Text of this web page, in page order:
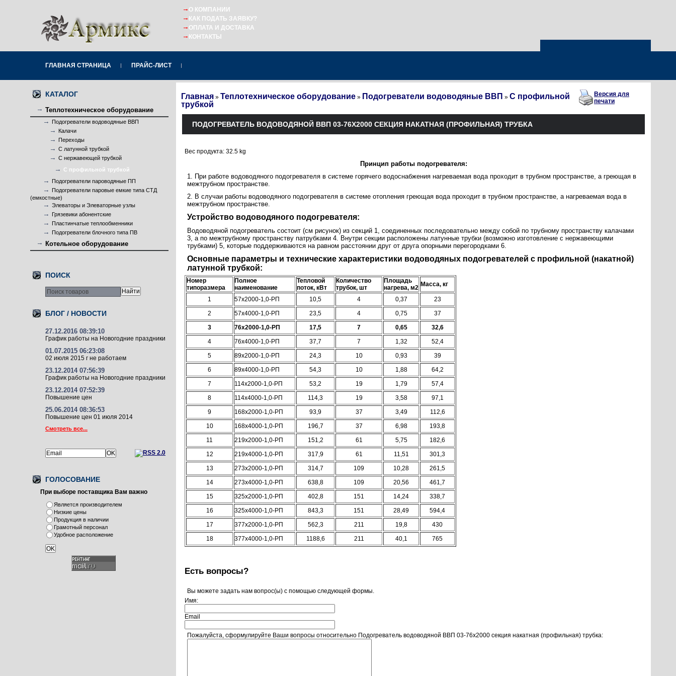
О КОМПАНИИ
КАК ПОДАТЬ ЗАЯВКУ?
ОПЛАТА И ДОСТАВКА
КОНТАКТЫ
ГЛАВНАЯ СТРАНИЦА ПРАЙС-ЛИСТ
КАТАЛОГ
Теплотехническое оборудование
Подогреватели водоводяные ВВП
Калачи
Переходы
С латунной трубкой
С нержавеющей трубкой
С профильной трубкой
Подогреватели пароводяные ПП
Подогреватели паровые емкие типа СТД
(емкостные)
Элеваторы и Элеваторные узлы
Грязевики абонентские
Пластинчатые теплообменники
Подогреватели блочного типа ПВ
Котельное оборудование
ПОИСК
БЛОГ / НОВОСТИ
27.12.2016 08:39:10
График работы на Новогодние праздники
01.07.2015 06:23:08
02 июля 2015 г не работаем
23.12.2014 07:56:39
График работы на Новогодние праздники
23.12.2014 07:52:39
Повышение цен
25.06.2014 08:36:53
Повышение цен 01 июля 2014
Смотреть все...
ГОЛОСОВАНИЕ
При выборе поставщика Вам важно
Является производителем
Низкие цены
Продукция в наличии
Грамотный персонал
Удобное расположение
Главная » Теплотехническое оборудование » Подогреватели водоводяные ВВП » С профильной
трубкой
Версия для
печати
ПОДОГРЕВАТЕЛЬ ВОДОВОДЯНОЙ ВВП 03-76Х2000 СЕКЦИЯ НАКАТНАЯ (ПРОФИЛЬНАЯ) ТРУБКА
Вес продукта: 32.5 kg
Принцип работы подогревателя:
1. При работе водоводяного подогревателя в системе горячего водоснабжения нагреваемая вода проходит в трубном пространстве, а греющая в
межтрубном пространстве.
2. В случаи работы водоводяного подогревателя в системе отопления греющая вода проходит в трубном пространстве, а нагреваемая вода в
межтрубном пространстве.
Устройство водоводяного подогревателя:
Водоводяной подогреватель состоит (см рисунок) из секций 1, соединенных последовательно между собой по трубному пространству калачами
3, а по межтрубному пространству патрубками 4. Внутри секции расположены латунные трубки (возможно изготовление с нержавеющими
трубками) 5, которые поддерживаются на равном расстоянии друг от друга опорными перегородками 6.
Основные параметры и технические характеристики водоводяных подогревателей с профильной (накатной)
латунной трубкой:
Номер
типоразмера
Полное
наименование
Тепловой
поток, кВт
Количество
трубок, шт
Площадь
нагрева, м2 Масса, кг
1 57х2000-1,0-РП 10,5 4 0,37
23
2
57х4000-1,0-РП 23,5 4 0,75
37
3
76х2000-1,0-РП 17,5 7 0,65
32,6
4
76х4000-1,0-РП 37,7 7 1,32
52,4
5
89х2000-1,0-РП 24,3 10 0,93
39
6
89х4000-1,0-РП 54,3 10 1,88
64,2
7
114х2000-1,0-РП 53,2 19 1,79
57,4
8
114х4000-1,0-РП 114,3 19 3,58
97,1
9
168х2000-1,0-РП 93,9 37 3,49
112,6
10
168х4000-1,0-РП 196,7 37 6,98
193,8
11
219х2000-1,0-РП 151,2 61 5,75
182,6
12
219х4000-1,0-РП 317,9 61 11,51
301,3
13
273х2000-1,0-РП 314,7 109 10,28
261,5
14
273х4000-1,0-РП 638,8 109 20,56
461,7
15
325х2000-1,0-РП 402,8 151 14,24
338,7
16
325х4000-1,0-РП 843,3 151 28,49
594,4
17
377х2000-1,0-РП 562,3 211 19,8
430
18
377х4000-1,0-РП 1188,6 211 40,1 765
Есть вопросы?
Вы можете задать нам вопрос(ы) с помощью следующей формы.
Имя:
Email
Пожалуйста, сформулируйте Ваши вопросы относительно Подогреватель водоводяной ВВП 03-76х2000 секция накатная (профильная) трубка: